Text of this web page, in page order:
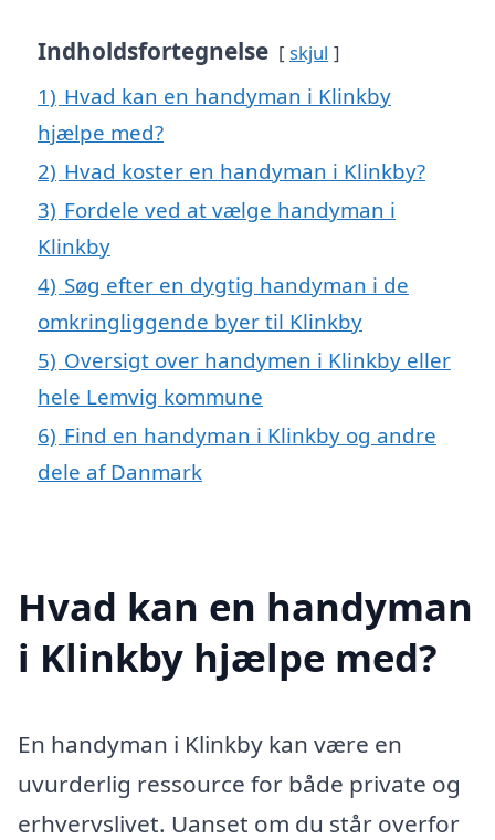
Indholdsfortegnelse skjul
1) Hvad kan en handyman i Klinkby
hjælpe med?
2) Hvad koster en handyman i Klinkby?
3) Fordele ved at vælge handyman i
Klinkby
4) Søg efter en dygtig handyman i de
omkringliggende byer til Klinkby
5) Oversigt over handymen i Klinkby eller
hele Lemvig kommune
6) Find en handyman i Klinkby og andre
dele af Danmark
Hvad kan en handyman
i Klinkby hjælpe med?
En handyman i Klinkby kan være en
uvurderlig ressource for både private og
erhvervslivet. Uanset om du står overfor